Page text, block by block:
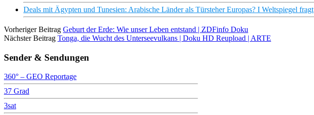
Deals mit Ägypten und Tunesien: Arabische Länder als Türsteher Europas? I Weltspiegel fragt
Vorheriger Beitrag Geburt der Erde: Wie unser Leben entstand | ZDFinfo Doku
Nächster Beitrag Tonga, die Wucht des Unterseevulkans | Doku HD Reupload | ARTE
Sender & Sendungen
360° – GEO Reportage
37 Grad
3sat